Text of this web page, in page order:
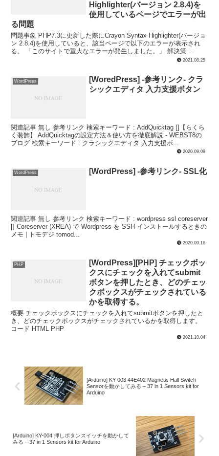
Highlighter(バージョン 2.8.4)を
使用しているページでエラーが出
る問題
問題事象 PHP7.3に更新した際にCrayon Syntax Highlighter(バージョ
ン 2.8.4)を使用していると、該当ページで以下のエラーが表示され
る。 「このサイトで重大なエラーが発生しました。」 解決策 ...
2021.08.25
WordPress
[WoredPress] -参考リンク- クラ
シックエディタ 入力支援ボタン
関連記事 無し 参考リンク 検索キーワード : AddQuicktag []【らくら
く装飾】 AddQuicktagの設定方法＆使い方を徹底解説 - WEBST8の
ブログ 検索キーワード : クラシックエディタ 入力支援ボ...
2020.09.09
WordPress [WordPress] -参考リンク- SSL化
関連記事 無し 参考リンク 検索キーワード : wordpress ssl coreserver
[] Coreserver (XREA) で Wordpress を SSH インストールするときの
メモ | トモデジ tomod...
2020.09.16
PHP
[WordPress][PHP] チェックボッ
クスにチェックを入れてsubmit
ボタンを押したとき、どのチェッ
クボックスがチェックされている
かを取得する。
概要 チェックボックスにチェックを入れてsubmitボタンを押したと
き、どのチェックボックスがチェックされているかを取得します。
コード HTML PHP
2021.10.04
[Arduino] KY-003 44E402 Magnetic Hall Switch
Sensorを動かしてみる – 37 in 1 Sensors kit for
Arduino
[Arduino] KY-004 押しボタンスイッチを動かして
みる – 37 in 1 Sensors kit for Arduino